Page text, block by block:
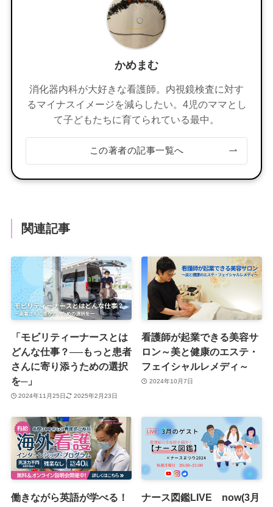
かめまむ
消化器内科が大好きな看護師。内視鏡検査に対す
るマイナスイメージを減らしたい。4児のママとし
て子どもたちに育てられている最中。
この著者の記事一覧へ
関連記事
「モビリティーナースとは
どんな仕事？──もっと患者
さんに寄り添うための選択
を─」
2024年11月25日 2025年2月23日
看護師が起業できる美容サ
ロン～美と健康のエステ・
フェイシャルレメディ～
2024年10月7日
働きながら英語が学べる！
ナース図鑑LIVE now(3月